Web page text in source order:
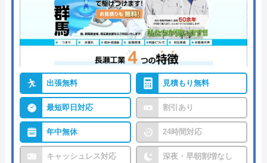
出張無料 見積もり無料
最短即日対応 割引あり
年中無休 24時間対応
キャッシュレス対応 深夜・早朝割増なし